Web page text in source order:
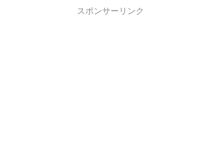
スポンサーリンク